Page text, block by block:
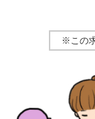
※この求